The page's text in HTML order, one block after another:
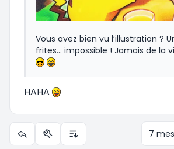
Vous avez bien vu l’illustration ?
frites… impossible ! Jamais de la
HAHA
Outils du sujetOptions d’affichage et
7